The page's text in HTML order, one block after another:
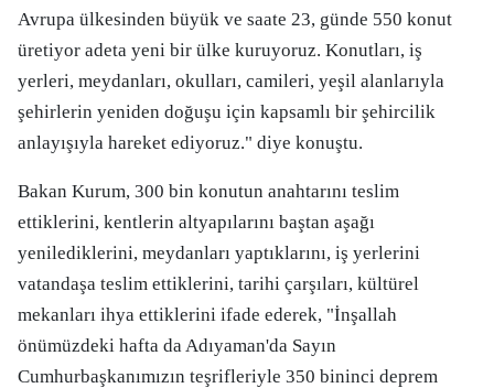
Avrupa ülkesinden büyük ve saate 23, günde 550 konut
üretiyor adeta yeni bir ülke kuruyoruz. Konutları, iş
yerleri, meydanları, okulları, camileri, yeşil alanlarıyla
şehirlerin yeniden doğuşu için kapsamlı bir şehircilik
anlayışıyla hareket ediyoruz." diye konuştu.
Bakan Kurum, 300 bin konutun anahtarını teslim
ettiklerini, kentlerin altyapılarını baştan aşağı
yenilediklerini, meydanları yaptıklarını, iş yerlerini
vatandaşa teslim ettiklerini, tarihi çarşıları, kültürel
mekanları ihya ettiklerini ifade ederek, "İnşallah
önümüzdeki hafta da Adıyaman'da Sayın
Cumhurbaşkanımızın teşrifleriyle 350 bininci deprem